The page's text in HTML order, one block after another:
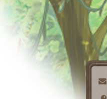
メ